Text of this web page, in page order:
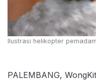
Ilustrasi helikopter
PALEMBANG,